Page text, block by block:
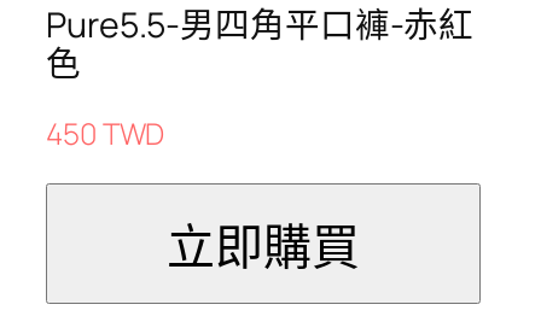
Pure5.5-男四角平口褲-赤紅
色
450 TWD